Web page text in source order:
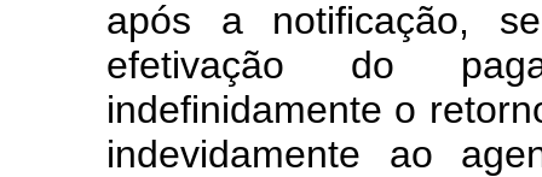
após a notificação,
efetivação do
indefinidamente o
indevidamente ao